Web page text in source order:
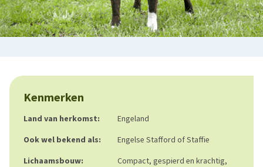
Kenmerken
Land van herkomst:
Engeland
Ook wel bekend als:
Engelse Stafford of Staffie
Lichaamsbouw:
Compact, gespierd en krachtig,